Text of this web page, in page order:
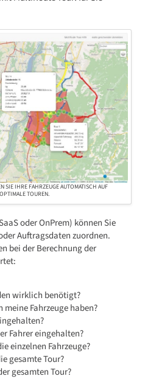
SIE IHRE FAHRZEUGE AUTOMATISCH AUF
TOUREN.
oder OnPrem) können Sie
Auftragsdaten zuordnen.
bei der Berechnung der
wirklich benötigt?
Fahrzeuge haben?
Fahrer eingehalten?
einzelnen Fahrzeuge?
gesamte Tour?
gesamten Tour?